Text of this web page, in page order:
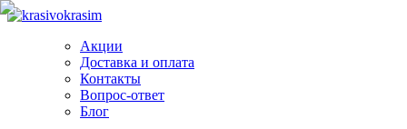
Акции
Доставка и оплата
Контакты
Вопрос-ответ
Блог